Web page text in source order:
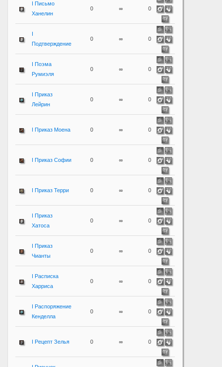
I Письмо
Ханелин
0 ∞ 0
I
Подтверждение
0 ∞ 0
I Поэма
Румиэля
0 ∞ 0
I Приказ
Лейрин
0 ∞ 0
I Приказ Моена 0 ∞ 0
I Приказ Софии 0 ∞ 0
I Приказ Терри 0 ∞ 0
I Приказ
Хатоса
0 ∞ 0
I Приказ
Чианты
0 ∞ 0
I Расписка
Харриса
0 ∞ 0
I Распоряжение
Кенделла
0 ∞ 0
I Рецепт Зелья 0 ∞ 0